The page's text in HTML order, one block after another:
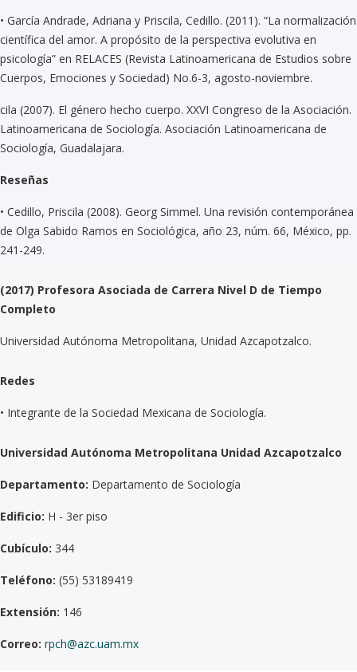
• García Andrade, Adriana y Priscila, Cedillo. (2011). “La normalización
científica del amor. A propósito de la perspectiva evolutiva en
psicología” en RELACES (Revista Latinoamericana de Estudios sobre
Cuerpos, Emociones y Sociedad) No.6-3, agosto-noviembre.
cila (2007). El género hecho cuerpo. XXVI Congreso de la Asociación.
Latinoamericana de Sociología. Asociación Latinoamericana de
Sociología, Guadalajara.
Reseñas
• Cedillo, Priscila (2008). Georg Simmel. Una revisión contemporánea
de Olga Sabido Ramos en Sociológica, año 23, núm. 66, México, pp.
241-249.
(2017) Profesora Asociada de Carrera Nivel D de Tiempo
Completo
Universidad Autónoma Metropolitana, Unidad Azcapotzalco.
Redes
• Integrante de la Sociedad Mexicana de Sociología.
Universidad Autónoma Metropolitana Unidad Azcapotzalco
Departamento: Departamento de Sociología
Edificio: H - 3er piso
Cubículo: 344
Teléfono: (55) 53189419
Extensión: 146
Correo: rpch@azc.uam.mx